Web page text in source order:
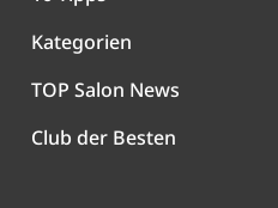
Kategorien
TOP Salon News
Club der Besten